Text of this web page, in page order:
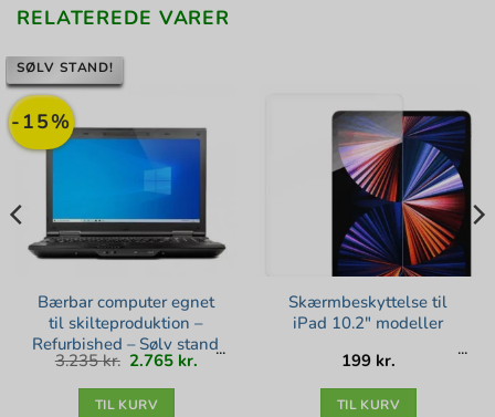
RELATEREDE VARER
-15%
SØLV STAND!
Bærbar computer egnet
til skilteproduktion –
Refurbished – Sølv stand
3.235kr. Den
oprindelige
pris
2.765 kr. Den
TIL KURV
Skærmbeskyttelse til
iPad 10.2″ modeller
199 kr.
TIL KURV